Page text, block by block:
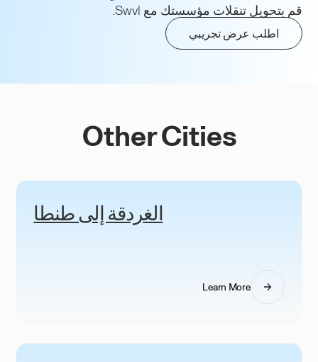
قم بتحويل تنقلات مؤسستك مع Swvl.
اطلب عرض تجريبي
Other Cities
الغردقة إلى طنطا
Learn More